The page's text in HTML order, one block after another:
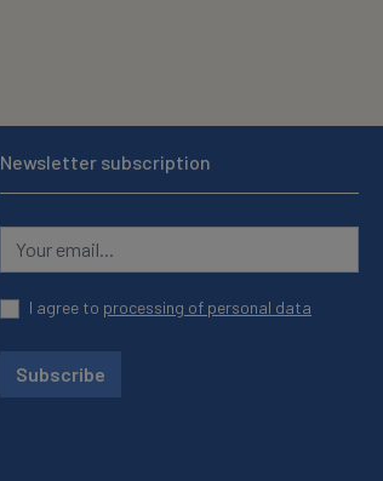
Newsletter subscription
I agree to processing of personal data
Subscribe